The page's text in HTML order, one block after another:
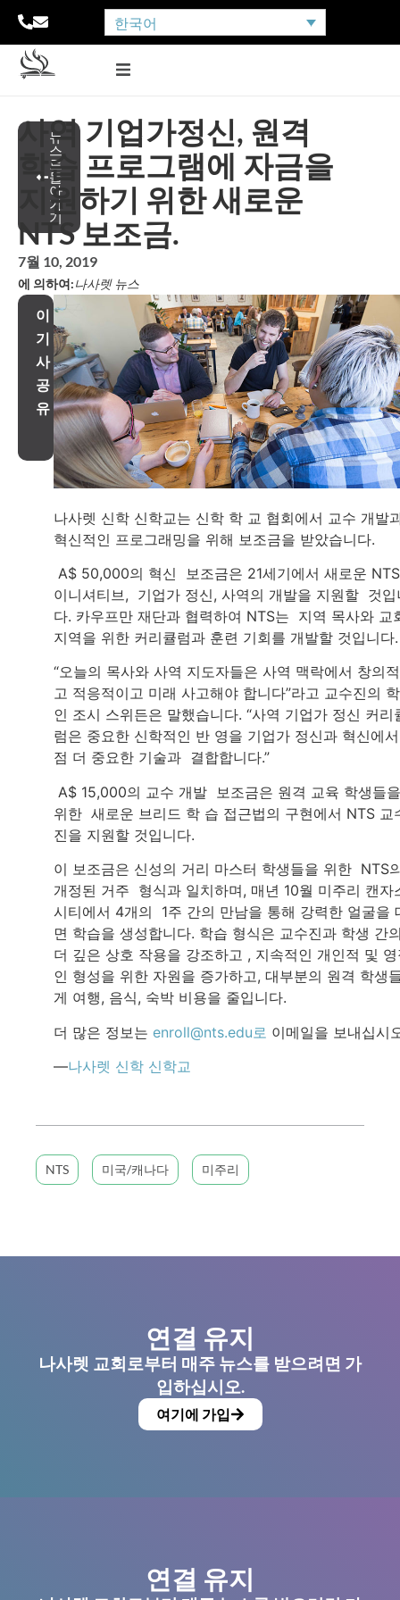
한국어
뉴
스
로
돌
아
가
기
사역 기업가정신, 원격
학습 프로그램에 자금을
지원하기 위한 새로운
NTS 보조금.
7월 10, 2019
에 의하여:나사렛 뉴스
이
기
사
공
유
나사렛 신학 신학교는 신학 학 교 협회에서 교수 개발
혁신적인 프로그래밍을 위해 보조금을 받았습니다.
A$ 50,000의 혁신 보조금은 21세기에서 새로운 NTS
이니셔티브, 기업가 정신, 사역의 개발을 지원할 것입
다. 카우프만 재단과 협력하여 NTS는 지역 목사와 교
지역을 위한 커리큘럼과 훈련 기회를 개발할 것입니다.
“오늘의 목사와 사역 지도자들은 사역 맥락에서 창의
고 적응적이고 미래 사고해야 합니다”라고 교수진의
인 조시 스위든은 말했습니다. “사역 기업가 정신 커리
럼은 중요한 신학적인 반 영을 기업가 정신과 혁신에
점 더 중요한 기술과 결합합니다.”
A$ 15,000의 교수 개발 보조금은 원격 교육 학생들을
위한 새로운 브리드 학 습 접근법의 구현에서 NTS 교
진을 지원할 것입니다.
이 보조금은 신성의 거리 마스터 학생들을 위한 NTS
개정된 거주 형식과 일치하며, 매년 10월 미주리 캔자
시티에서 4개의 1주 간의 만남을 통해 강력한 얼굴을
면 학습을 생성합니다. 학습 형식은 교수진과 학생 간
더 깊은 상호 작용을 강조하고 , 지속적인 개인적 및
인 형성을 위한 자원을 증가하고, 대부분의 원격 학생
게 여행, 음식, 숙박 비용을 줄입니다.
더 많은 정보는 enroll@nts.edu로 이메일을 보내십시
—나사렛 신학 신학교
NTS 미국/캐나다 미주리
연결 유지
나사렛 교회로부터 매주 뉴스를 받으려면 가
입하십시오.
여기에 가입
연결 유지